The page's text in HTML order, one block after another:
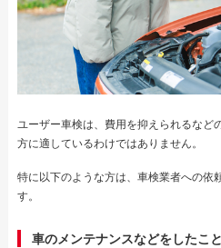
ユーザー車検は、費用を抑えられるな
方に適しているわけではありません。
特に以下のような方は、車検業者への依
す。
車のメンテナンスなどをしたこ